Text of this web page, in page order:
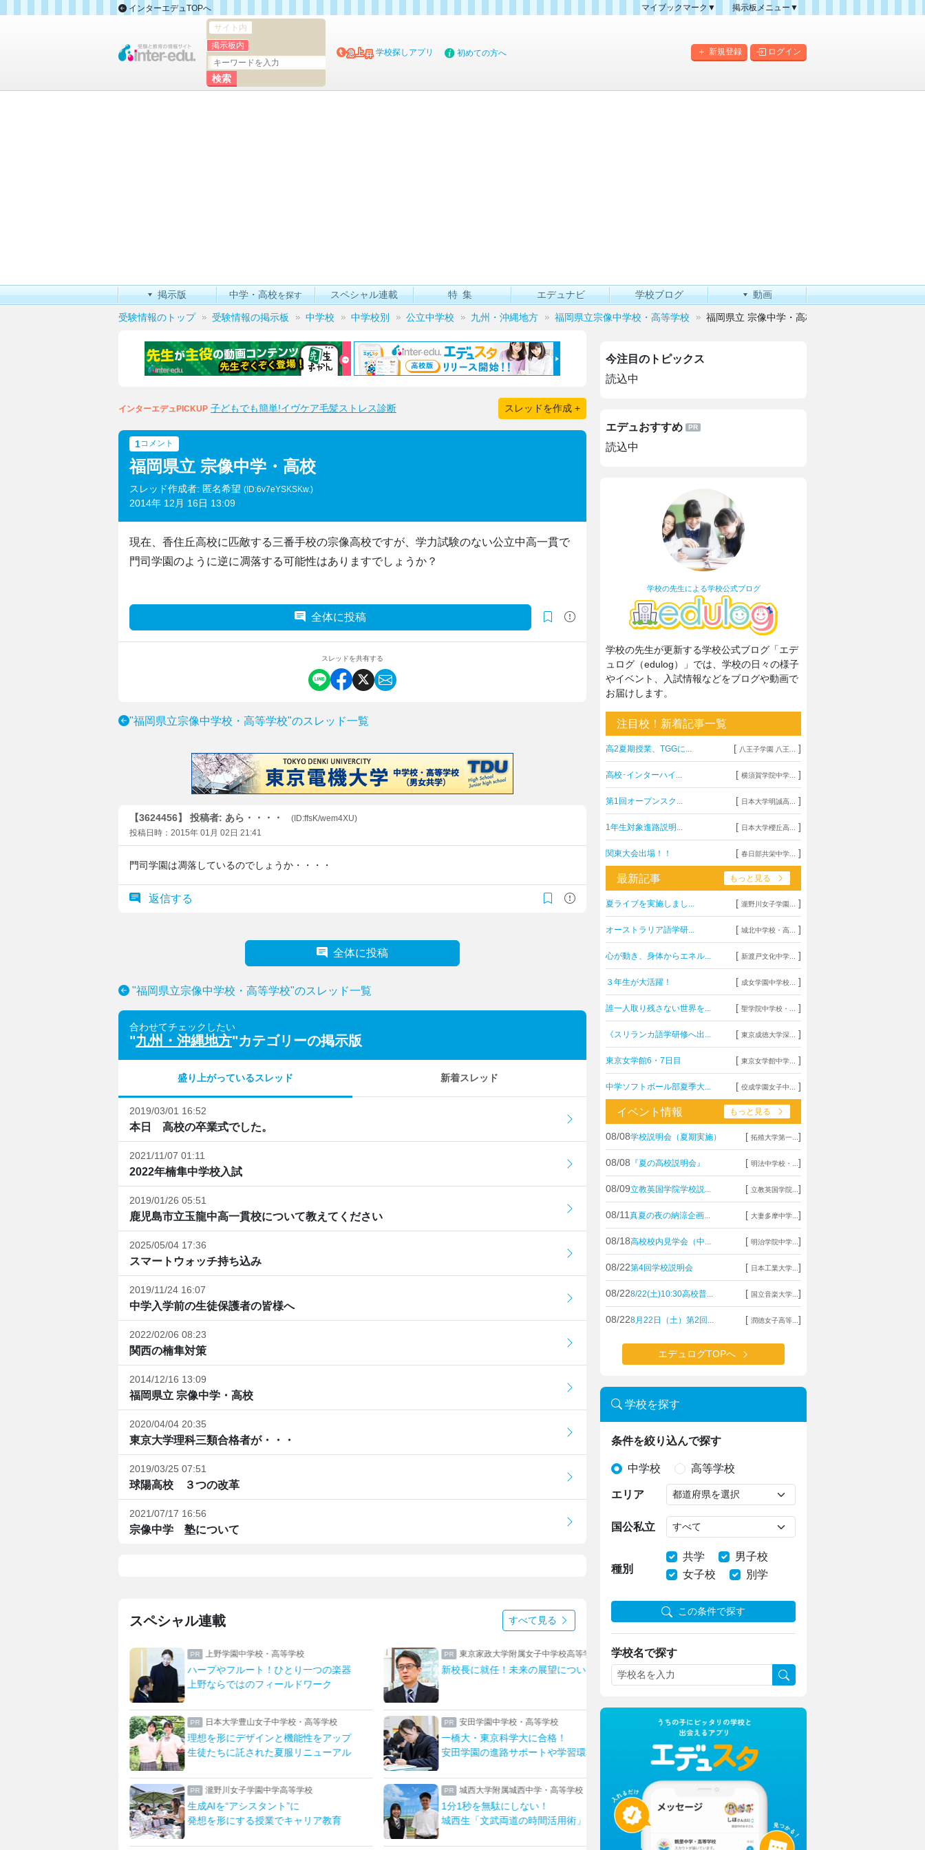
インターエデュTOPへ
マイブックマーク▼
掲示板メニュー▼
掲示板マップ
新規登録 ログイン
サイト内
掲示板内
学校探しアプリ 初めての方へ
掲示版 中学・高校を探す スペシャル連載 特集 エデュナビ 学校ブログ 動画
受験情報のトップ 受験情報の掲示板 中学校 中学校別 公立中学校 九州・沖縄地方 福岡県立宗像中学校・高等学校 福岡県立 宗像中学・高校
インターエデュPICKUP 子どもでも簡単!イヴケア毛髪ストレス診断 スレッドを作成 +
1コメント
福岡県立 宗像中学・高校
スレッド作成者: 匿名希望 (ID:6v7eYSKSKw.)
2014年 12月 16日 13:09
現在、香住丘高校に匹敵する三番手校の宗像高校ですが、学力試験のない公立中高一貫で
門司学園のように逆に凋落する可能性はありますでしょうか？
全体に投稿
スレッドを共有する
"福岡県立宗像中学校・高等学校"のスレッド一覧
【3624456】 投稿者: あら・・・・
(ID:ffsK/wem4XU)
投稿日時：2015年 01月 02日 21:41
門司学園は凋落しているのでしょうか・・・・
返信する
全体に投稿
"福岡県立宗像中学校・高等学校"のスレッド一覧
合わせてチェックしたい
"九州・沖縄地方"カテゴリーの掲示版
盛り上がっているスレッド 新着スレッド
2019/03/01 16:52
本日 高校の卒業式でした。
2021/11/07 01:11
2022年楠隼中学校入試
2019/01/26 05:51
鹿児島市立玉龍中高一貫校について教えてください
2025/05/04 17:36
スマートウォッチ持ち込み
2019/11/24 16:07
中学入学前の生徒保護者の皆様へ
2022/02/06 08:23
関西の楠隼対策
2014/12/16 13:09
福岡県立 宗像中学・高校
2020/04/04 20:35
東京大学理科三類合格者が・・・
2019/03/25 07:51
球陽高校 ３つの改革
2021/07/17 16:56
宗像中学 塾について
スペシャル連載 すべて見る
上野学園中学校・高等学校
ハープやフルート！ひとり一つの楽器
上野ならではのフィールドワーク
日本大学豊山女子中学校・高等学校
理想を形にデザインと機能性をアップ
生徒たちに託された夏服リニューアル
瀧野川女子学園中学高等学校
生成AIを“アシスタント”に
発想を形にする授業でキャリア教育
東京家政大学附属女子中学校高等学校
新校長に就任！未来の展望について取材
安田学園中学校・高等学校
一橋大・東京科学大に合格！
安田学園の進路サポートや学習環境
城西大学附属城西中学・高等学校
1分1秒を無駄にしない！
城西生「文武両道の時間活用術」
グローバル教育先進校へ！
名門男子校が目指す21世紀型教育
佼成学園女子中学高等学校
グローバルコース1期生が韓国へ！
韓国で広がった交流と深まった学び
大東文化大学第一高等学校
部活動を頑張りながら大学進学！
書道部・チアダンス部生徒が語る魅力
今注目のトピックス
読込中
エデュおすすめ
読込中
学校の先生による学校公式ブログ
学校の先生が更新する学校公式ブログ「エデ
ュログ（edulog）」では、学校の日々の様子
やイベント、入試情報などをブログや動画で
お届けします。
注目校！新着記事一覧
高2夏期授業、TGGに... [ 八王子学園 八王... ]
高校･インターハイ... [ 横須賀学院中学... ]
第1回オープンスク... [ 日本大学明誠高... ]
1年生対象進路説明... [ 日本大学櫻丘高... ]
関東大会出場！！ [ 春日部共栄中学... ]
最新記事 もっと見る
夏ライブを実施しまし... [ 瀧野川女子学園... ]
オーストラリア語学研... [ 城北中学校・高... ]
心が動き、身体からエネル... [ 新渡戸文化中学... ]
３年生が大活躍！ [ 成女学園中学校... ]
誰一人取り残さない世界を... [ 聖学院中学校・... ]
《スリランカ語学研修へ出... [ 東京成徳大学深... ]
東京女学館6・7日目 [ 東京女学館中学... ]
中学ソフトボール部夏季大... [ 佼成学園女子中... ]
イベント情報 もっと見る
08/08学校説明会（夏期実施） [ 拓殖大学第一... ]
08/08 『夏の高校説明会』 [ 明法中学校・... ]
08/09立教英国学院学校説... [ 立教英国学院... ]
08/11 真夏の夜の納涼企画... [ 大妻多摩中学... ]
08/18高校校内見学会（中... [ 明治学院中学... ]
08/22第4回学校説明会 [ 日本工業大学... ]
08/228/22(土)10:30高校普... [ 国立音楽大学... ]
08/228月22日（土）第2回... [ 潤徳女子高等... ]
エデュログTOPへ
学校を探す
条件を絞り込んで探す
中学校 高等学校
エリア
国公私立
種別
共学
男子校
女子校
別学
この条件で探す
学校名で探す